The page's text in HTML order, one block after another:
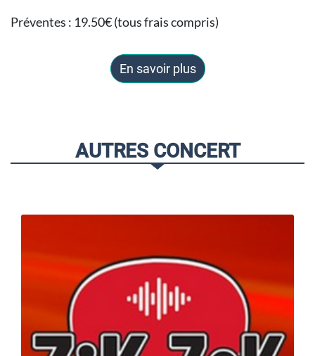
Préventes : 19.50€ (tous frais compris)
En savoir plus
AUTRES CONCERT